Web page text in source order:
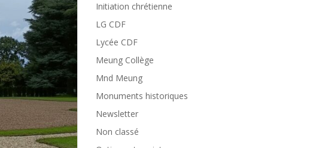
Initiation chrétienne
LG CDF
Lycée CDF
Meung Collège
Mnd Meung
Monuments historiques
Newsletter
Non classé